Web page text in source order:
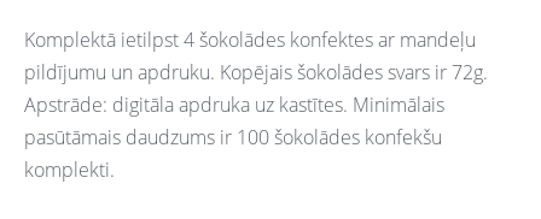
Komplektā ietilpst 4 šokolādes konfektes ar mandeļu
pildījumu un apdruku. Kopējais šokolādes svars ir 72g.
Apstrāde: digitāla apdruka uz kastītes. Minimālais
pasūtāmais daudzums ir 100 šokolādes konfekšu
komplekti.